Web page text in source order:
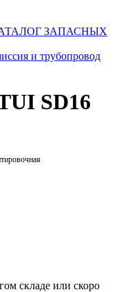
ЗАПАСНЫХ
и трубопровод
SD16
складе или скоро